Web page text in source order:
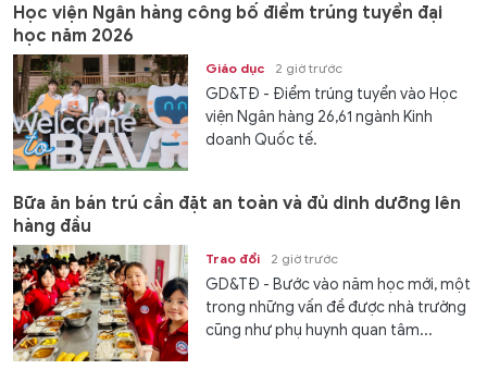
Học viện Ngân hàng công bố điểm trúng tuyển đại
học năm 2026
Giáo dục 2 giờ trước
GD&TĐ - Điểm trúng tuyển vào Học
viện Ngân hàng 26,61 ngành Kinh
doanh Quốc tế.
Bữa ăn bán trú cần đặt an toàn và đủ dinh dưỡng lên
hàng đầu
Trao đổi 2 giờ trước
GD&TĐ - Bước vào năm học mới, một
trong những vấn đề được nhà trường
cũng như phụ huynh quan tâm...